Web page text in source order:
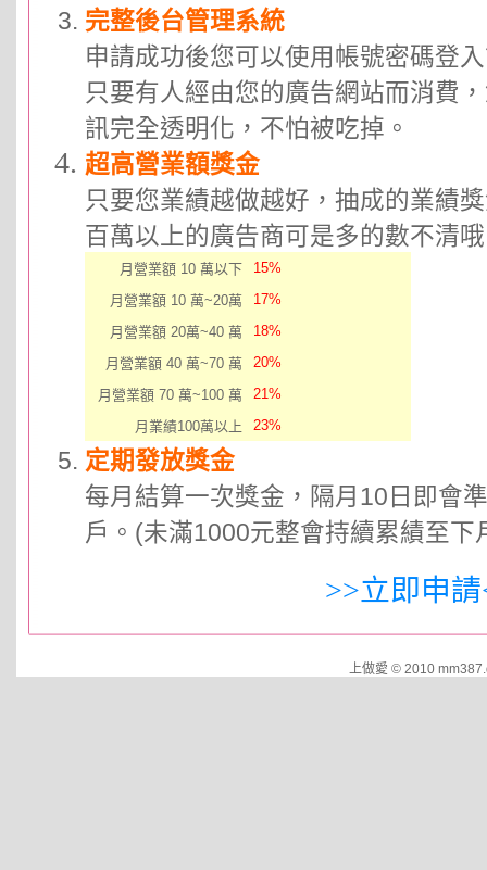
完整後台管理系統
申請成功後您可以使用帳號密碼登
只要有人經由您的廣告網站而消費
訊完全透明化，不怕被吃掉。
超高營業額獎金
只要您業績越做越好，抽成的業績
百萬以上的廣告商可是多的數不清
月營業額 10 萬以下
15%
月營業額 10 萬~20萬
17%
月營業額 20萬~40 萬
18%
月營業額 40 萬~70 萬
20%
月營業額 70 萬~100 萬
21%
月業績100萬以上
23%
定期發放獎金
每月結算一次獎金，隔月10日即會
戶。(未滿1000元整會持續累績至
>>立即申
上做愛 © 2010